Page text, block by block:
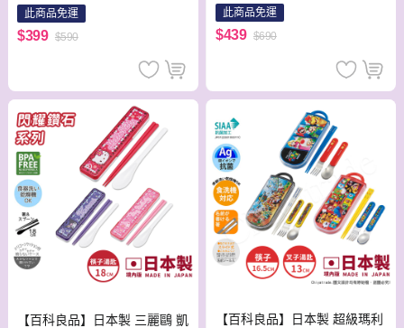
本境內版)-隨機款
此商品免運
$399 $590
子+湯匙組 18CM(日本境內版)
-隨機款
此商品免運
$439 $690
【百科良品】日本製 三麗鷗 凱
【百科良品】日本製 超級瑪利